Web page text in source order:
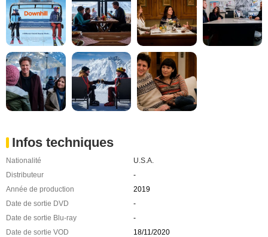
Infos techniques
Nationalité
U.S.A.
Distributeur
-
Année de production
2019
Date de sortie DVD
-
Date de sortie Blu-ray
-
Date de sortie VOD
18/11/2020